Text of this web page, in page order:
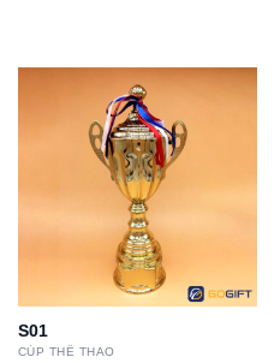
S01
CÚP THỂ THAO